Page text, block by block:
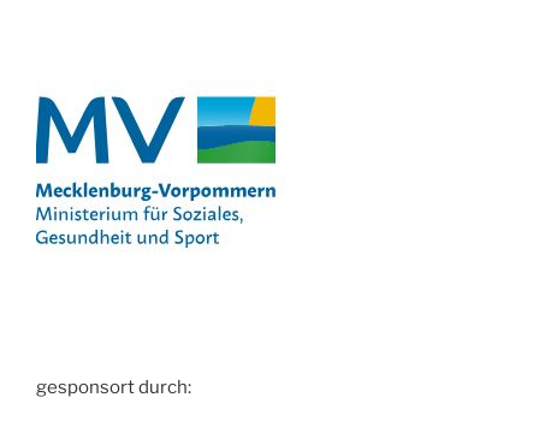
gesponsort durch: